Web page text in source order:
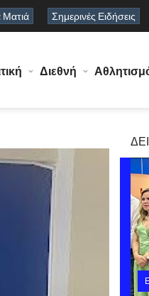
Σημερινές Ειδήσεις
Διεθνή